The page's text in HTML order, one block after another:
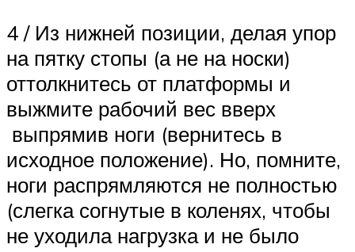
4 / Из нижней позиции, делая упор
на пятку стопы (а не на носки)
оттолкнитесь от платформы и
выжмите рабочий вес вверх
выпрямив ноги (вернитесь в
исходное положение). Но, помните,
ноги распрямляются не полностью
(слегка согнутые в коленях, чтобы
не уходила нагрузка и не было